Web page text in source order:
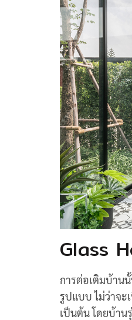
Glass
การต่อเติมบ้าน
รูปแบบ ไม่ว่าจะ
เป็นต้น โดยบ้าน